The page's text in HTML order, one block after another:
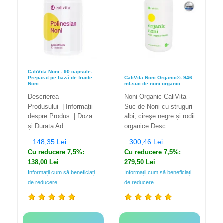
CaliVita Noni - 90 capsule-
Preparat pe bază de fructe
Noni
Descrierea
Produsului | Informații
despre Produs | Doza
și Durata Ad..
148,35 Lei
Cu reducere 7,5%:
138,00 Lei
Informații cum să beneficiați
de reducere
CaliVita Noni Organic®️- 946
ml-suc de noni organic
Noni Organic CaliVita -
Suc de Noni cu struguri
albi, cireşe negre și rodii
organice Desc..
300,46 Lei
Cu reducere 7,5%:
279,50 Lei
Informații cum să beneficiați
de reducere